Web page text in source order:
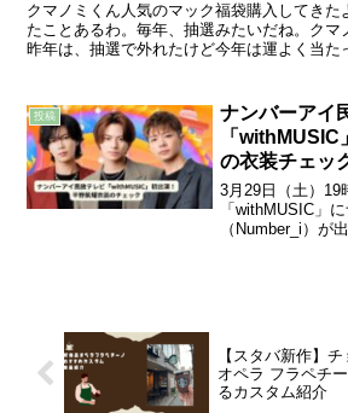
クマノミくん人気のマック福袋購入してきた
たことあるわ。毎年、抽選みたいだね。クマ
昨年は、抽選で外れたけど今年は運よく当た
投稿
ナンバーアイ
「
の衣装チェッ
3月29日（土）19
「withMUSIC」
（Number_i）が
【スタバ新作】
オペラ フラペチ
るカスタム紹介